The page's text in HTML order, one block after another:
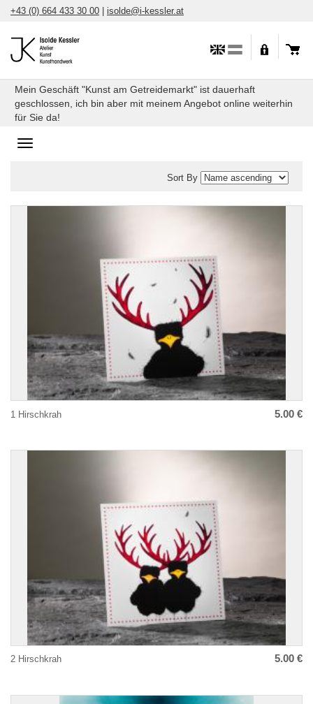
Skip+43 (0) 664 433 30 00 | isolde@i-kessler.at
Mein Geschäft "Kunst am Getreidemarkt" ist dauerhaft
geschlossen, ich bin aber mit meinem Angebot online weiterhin
für Sie da!
Toggle
Sort By
1 Hirschkrah 5.00 €
2 Hirschkrah 5.00 €